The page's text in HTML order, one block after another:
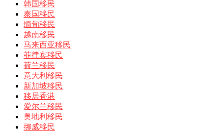
韩国移民
泰国移民
缅甸移民
越南移民
马来西亚移民
菲律宾移民
荷兰移民
意大利移民
新加坡移民
移居香港
爱尔兰移民
奥地利移民
挪威移民